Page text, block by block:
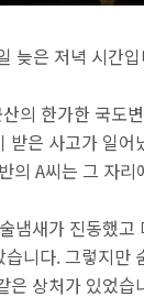
늦은 저녁 시간
의 한가한 국도
받은 사고가 일어
의 A씨는 그 자리
냄새가 진동했고
니다. 그렇지만
은 상처가 있었습